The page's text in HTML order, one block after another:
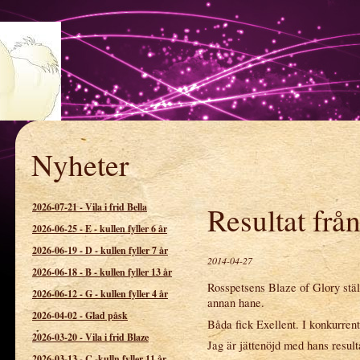
kennel
Nyheter
2026-07-21-Vila i frid Bella
2026-06-25-E - kullen fyller 6 år
2026-06-19-D - kullen fyller 7 år
2026-06-18-B - kullen fyller 13 år
2026-06-12-G - kullen fyller 4 år
2026-04-02-Glad påsk
2026-03-20-Vila i frid Blaze
Resultat
2014-04-27
Rosspetsens Blaze of Glory
annan hane.
Båda fick Exellent. I
Jag är jättenöjd med hans